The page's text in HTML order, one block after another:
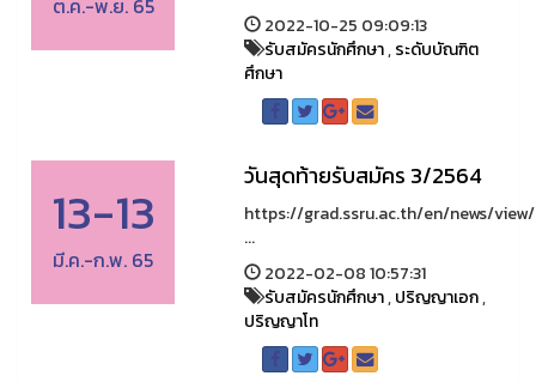
ต.ค.-พ.ย. 65
2022-10-25 09:09:13
รับสมัครนักศึกษา,ระดับบัณฑิต
ศึกษา
13-13
มี.ค.-ก.พ. 65
วันสุดท้ายรับสมัคร 3/2564
https://grad.ssru.ac.th/en/news/
...
2022-02-08 10:57:31
รับสมัครนักศึกษา,ปริญญาเอก,
ปริญญาโท